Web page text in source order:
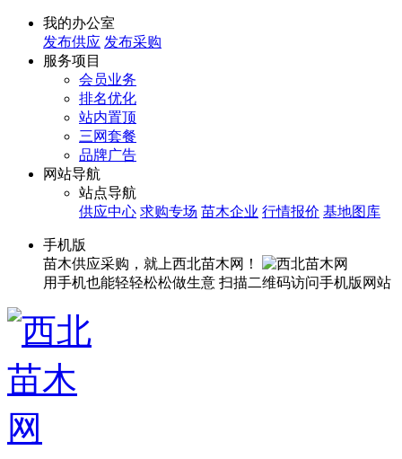
我的办公室
发布供应 发布采购
服务项目
会员业务
排名优化
站内置顶
三网套餐
品牌广告
网站导航
站点导航
供应中心 求购专场 苗木企业 行情报价 基地图库
手机版
苗木供应采购，就上西北苗木网！
用手机也能轻轻松松做生意 扫描二维码访问手机版网站